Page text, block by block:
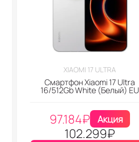
XIAOMI 17 ULTRA
Смартфон Xiaomi 17 Ultra
16/512Gb White (Белый) EU
97.184₽ Акция
102.299₽